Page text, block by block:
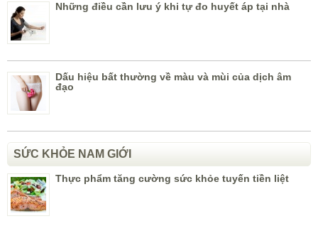
Những điều cần lưu ý khi tự đo huyết áp tại nhà
Dấu hiệu bất thường về màu và mùi của dịch âm
đạo
SỨC KHỎE NAM GIỚI
Thực phẩm tăng cường sức khỏe tuyến tiền liệt